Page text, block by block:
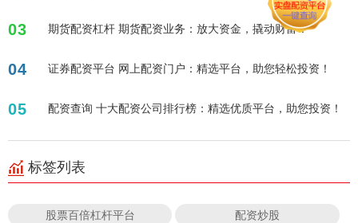
03 期货配资杠杆 期货配资业务：放大资金，撬动财富！
04 证券配资平台 网上配资门户：精选平台，助您轻松投资！
05 配资查询 十大配资公司排行榜：精选优质平台，助您投资！
标签列表
股票百倍杠杆平台 配资炒股